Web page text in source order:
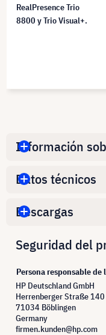
RealPresence Trio
8800 y Trio Visual+.
Información
Datos técnicos
Descargas
Seguridad del
Persona responsable de
HP Deutschland GmbH
Herrenberger Straße 140
71034 Böblingen
Germany
firmen.kunden@hp.com